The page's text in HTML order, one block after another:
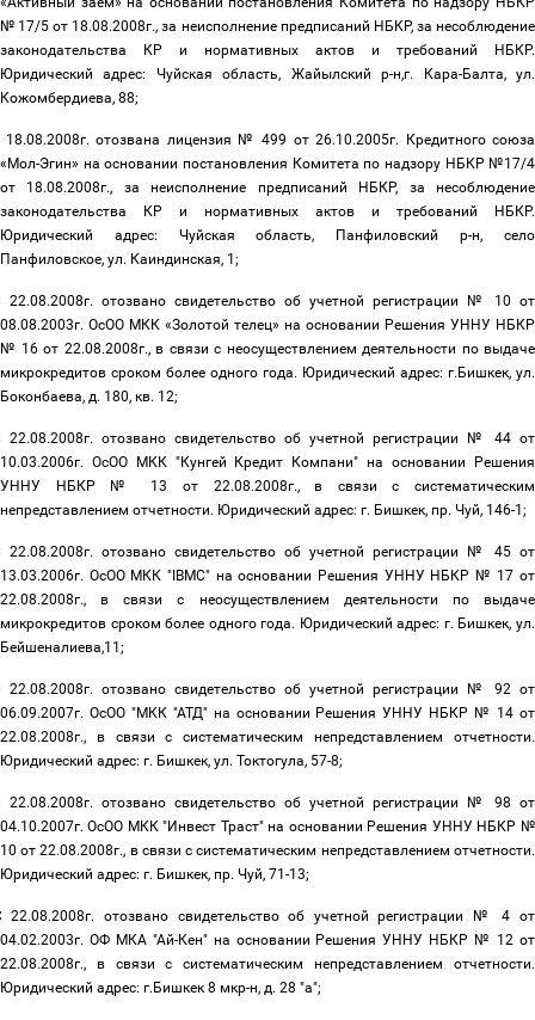
№ 17/5 от 18.08.2008г., за неисполнение предписаний НБКР, за несоблюдение
законодательства КР и нормативных актов и требований НБКР.
Юридический адрес: Чуйская область, Жайылский р-н,г. Кара-Балта, ул.
Кожомбердиева, 88;
18.08.2008г. отозвана лицензия № 499 от 26.10.2005г. Кредитного союза
«Мол-Эгин» на основании постановления Комитета по надзору НБКР №17/4
от 18.08.2008г., за неисполнение предписаний НБКР, за несоблюдение
законодательства КР и нормативных актов и требований НБКР.
Юридический адрес: Чуйская область, Панфиловский р-н, село
Панфиловское, ул. Каиндинская, 1;
22.08.2008г. отозвано свидетельство об учетной регистрации № 10 от
08.08.2003г. ОсОО МКК «Золотой телец» на основании Решения УННУ НБКР
№ 16 от 22.08.2008г., в связи с неосуществлением деятельности по выдаче
микрокредитов сроком более одного года. Юридический адрес: г.Бишкек, ул.
Боконбаева, д. 180, кв. 12;
22.08.2008г. отозвано свидетельство об учетной регистрации № 44 от
10.03.2006г. ОсОО МКК "Кунгей Кредит Компани" на основании Решения
УННУ НБКР № 13 от 22.08.2008г., в связи с систематическим
непредставлением отчетности. Юридический адрес: г. Бишкек, пр. Чуй, 146-1;
22.08.2008г. отозвано свидетельство об учетной регистрации № 45 от
13.03.2006г. ОсОО МКК "IBMC" на основании Решения УННУ НБКР № 17 от
22.08.2008г., в связи с неосуществлением деятельности по выдаче
микрокредитов сроком более одного года. Юридический адрес: г. Бишкек, ул.
Бейшеналиева,11;
22.08.2008г. отозвано свидетельство об учетной регистрации № 92 от
06.09.2007г. ОсОО "МКК "АТД" на основании Решения УННУ НБКР № 14 от
22.08.2008г., в связи с систематическим непредставлением отчетности.
Юридический адрес: г. Бишкек, ул. Токтогула, 57-8;
22.08.2008г. отозвано свидетельство об учетной регистрации № 98 от
04.10.2007г. ОсОО МКК "Инвест Траст" на основании Решения УННУ НБКР №
10 от 22.08.2008г., в связи с систематическим непредставлением отчетности.
Юридический адрес: г. Бишкек, пр. Чуй, 71-13;
22.08.2008г. отозвано свидетельство об учетной регистрации № 4 от
04.02.2003г. ОФ МКА "Ай-Кен" на основании Решения УННУ НБКР № 12 от
22.08.2008г., в связи с систематическим непредставлением отчетности.
Юридический адрес: г.Бишкек 8 мкр-н, д. 28 "а";